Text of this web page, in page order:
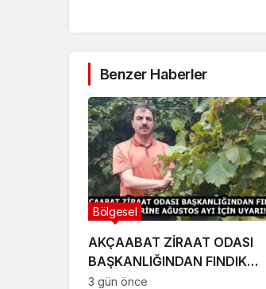
Benzer Haberler
AKÇAABAT ZİRAAT ODASI
BAŞKANLIĞINDAN FINDIK
ÜRETİCİLERİNE AĞUSTOS AYI
Bölgesel
3 gün önce